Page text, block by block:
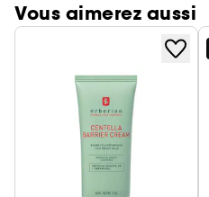
Vous aimerez aussi